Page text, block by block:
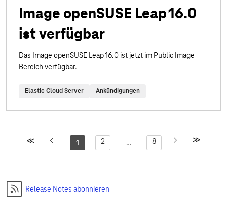
Image openSUSE Leap 16.0
ist verfügbar
Das Image openSUSE Leap 16.0 ist jetzt im Public Image
Bereich verfügbar.
Elastic Cloud Server Ankündigungen
1 2 … 8
Release Notes abonnieren